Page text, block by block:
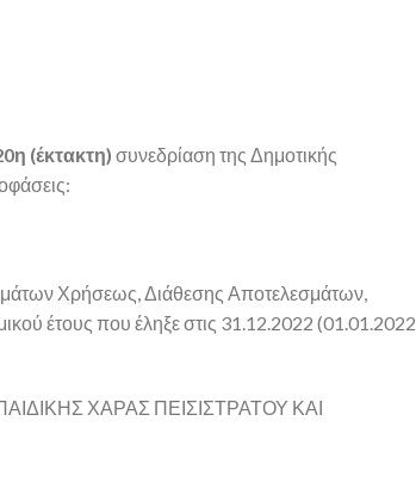
(έκτακτη) συνεδρίαση της Δημοτικής
Χρήσεως, Διάθεσης Αποτελεσμάτων,
έτους που έληξε στις 31.12.2022 (01.01.2022
ΧΑΡΑΣ ΠΕΙΣΙΣΤΡΑΤΟΥ ΚΑΙ